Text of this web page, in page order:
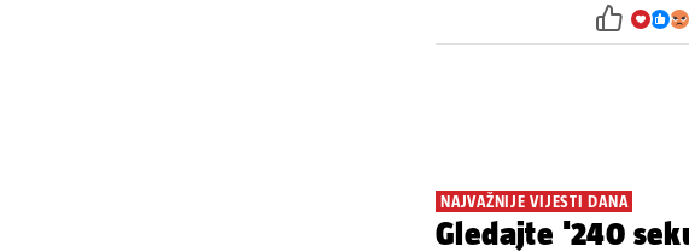
NAJVAŽNIJE VIJESTI DANA
Gledajte '240